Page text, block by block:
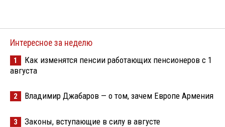
Интересное за неделю
1
Как изменятся пенсии работающих пенсионеров с 1
августа
2 Владимир Джабаров — о том, зачем Европе Армения
3 Законы, вступающие в силу в августе